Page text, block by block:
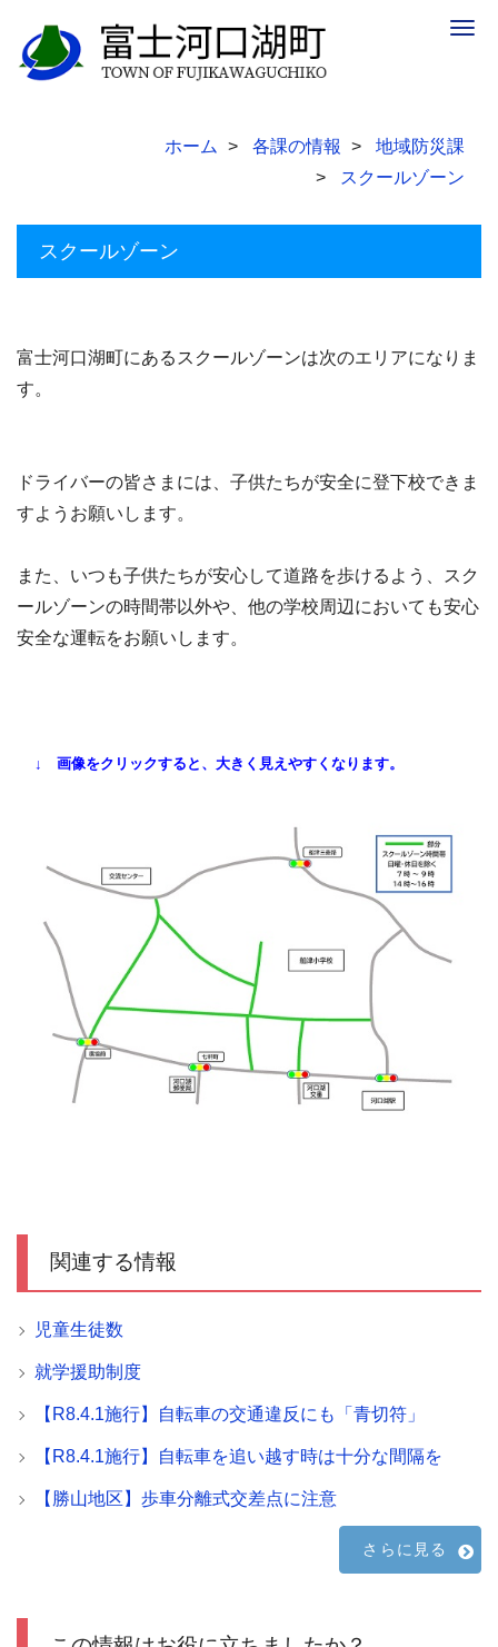
ホーム 各課の情報
地域防災課
スクールゾーン
スクールゾーン
富士河口湖町にあるスクールゾーンは次のエリアになりま
す。
ドライバーの皆さまには、子供たちが安全に登下校できま
すようお願いします。
また、いつも子供たちが安心して道路を歩けるよう、スク
ールゾーンの時間帯以外や、他の学校周辺においても安心
安全な運転をお願いします。
↓ 画像をクリックすると、大きく見えやすくなります。
関連する情報
児童生徒数
就学援助制度
【R8.4.1施行】自転車の交通違反にも「青切符」
【R8.4.1施行】自転車を追い越す時は十分な間隔を
【勝山地区】歩車分離式交差点に注意
さらに見る